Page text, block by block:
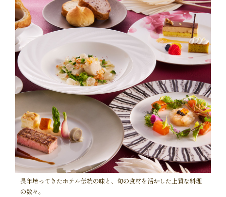
長年培ってきたホテル伝統の味と、旬の食材を活かした上質な料理
の数々。